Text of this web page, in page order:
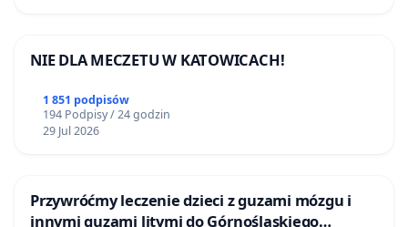
NIE DLA MECZETU W KATOWICACH!
1 851 podpisów
194 Podpisy / 24 godzin
29 Jul 2026
Przywróćmy leczenie dzieci z guzami mózgu i
innymi guzami litymi do Górnośląskiego